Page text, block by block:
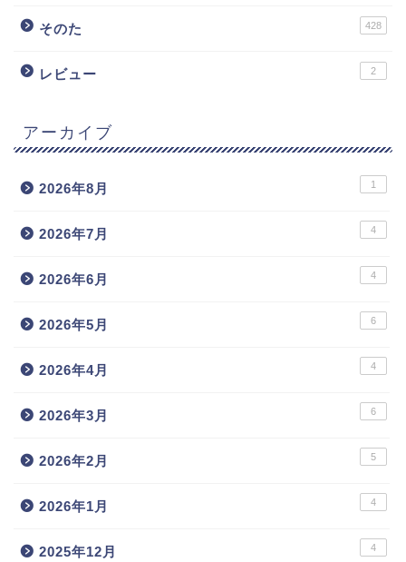
そのた 428
レビュー 2
アーカイブ
2026年8月 1
2026年7月 4
2026年6月 4
2026年5月 6
2026年4月 4
2026年3月 6
2026年2月 5
2026年1月 4
2025年12月 4